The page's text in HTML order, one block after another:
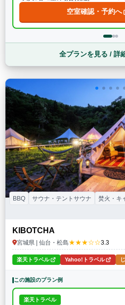
空室確認・予約へ
全プランを見る / 詳
KIBOTCHA
宮城県 | 仙台・松島★★★☆☆3.3
BBQ サウナ・テントサウナ 焚火・キ
楽天トラベル Yahoo!トラベル
この施設のプラン例
楽天トラベル